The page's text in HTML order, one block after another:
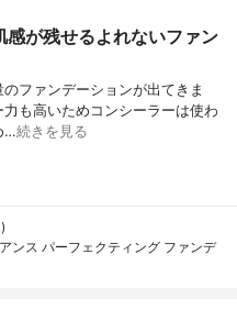
感が残せるよれないファン
ファンデーションが出てきま
も高いためコンシーラーは使わ
…続きを見る
ンス パーフェクティング ファンデ